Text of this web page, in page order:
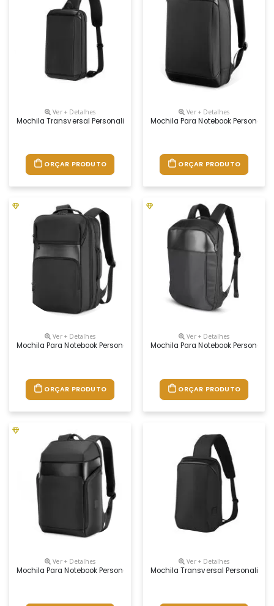
Ver + Detalhes
Mochila Transversal Personalizada
ORÇAR PRODUTO
Ver + Detalhes
Mochila Para Notebook
ORÇAR PRODUTO
Ver + Detalhes
Mochila Para Notebook Personalizada
ORÇAR PRODUTO
Ver + Detalhes
Mochila Para Notebook
ORÇAR PRODUTO
Ver + Detalhes
Mochila Para Notebook Personalizada
Ver + Detalhes
Mochila Transversal